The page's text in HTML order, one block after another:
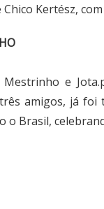
Kertész,
Mestrinho e
amigos, já foi
o Brasil,